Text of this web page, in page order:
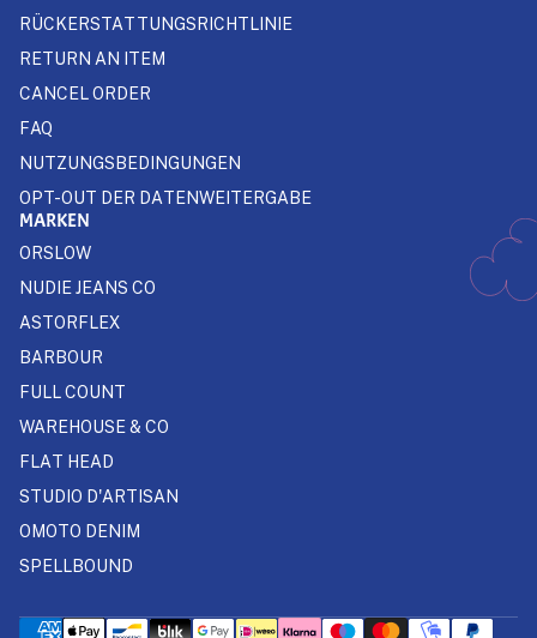
RÜCKERSTATTUNGSRICHTLINIE
RETURN AN ITEM
CANCEL ORDER
FAQ
NUTZUNGSBEDINGUNGEN
OPT-OUT DER DATENWEITERGABE
MARKEN
ORSLOW
NUDIE JEANS CO
ASTORFLEX
BARBOUR
FULL COUNT
WAREHOUSE & CO
FLAT HEAD
STUDIO D'ARTISAN
OMOTO DENIM
SPELLBOUND